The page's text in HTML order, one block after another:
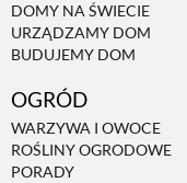
DOMY NA ŚWIECIE
URZĄDZAMY DOM
BUDUJEMY DOM
OGRÓD
WARZYWA I OWOCE
ROŚLINY OGRODOWE
PORADY